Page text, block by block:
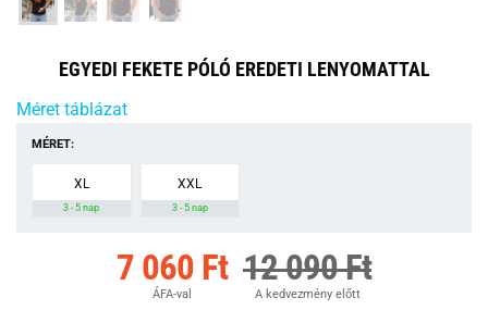
EGYEDI FEKETE PÓLÓ EREDETI LENYOMATTAL
Méret táblázat
MÉRET:
XL
3 - 5 nap
XXL
3 - 5 nap
7 060 Ft
ÁFA-val
12 090 Ft
A kedvezmény előtt